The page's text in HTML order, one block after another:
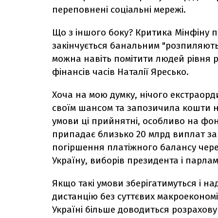
переповнені соціальні мережі.
Що з іншого боку? Критика Мінфіну
закінчується банальним
можна навіть помітити людей рівня
фінансів часів Наталії Яресько.
Хоча на мою думку, нічого
своїм шансом та запозичила кошти
умови ці прийнятні, особливо на
припадає близько 20 млрд виплат
погіршення платіжного балансу
Україну, виборів президента і
Якщо такі умови зберігатимуться і
дистанцію без суттєвих
Україні більше доводиться